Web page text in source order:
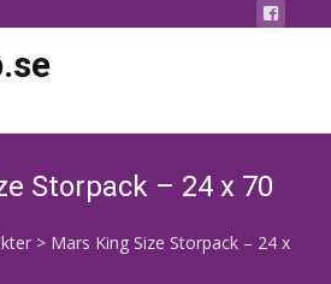
Storpack – 24 x 70
> Mars King Size Storpack – 24 x